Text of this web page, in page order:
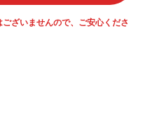
ございませんので、ご安心くださ